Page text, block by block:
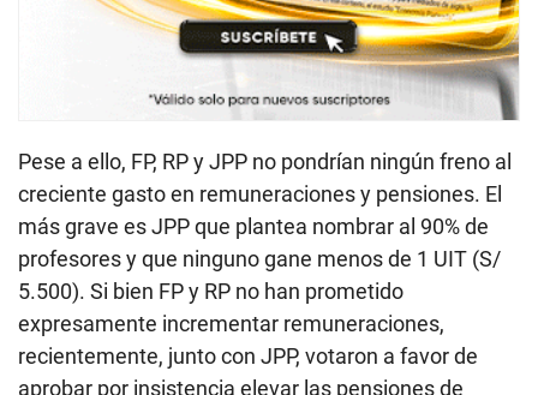
Pese a ello, FP, RP y JPP no pondrían ningún freno al
creciente gasto en remuneraciones y pensiones. El
más grave es JPP que plantea nombrar al 90% de
profesores y que ninguno gane menos de 1 UIT (S/
5.500). Si bien FP y RP no han prometido
expresamente incrementar remuneraciones,
recientemente, junto con JPP, votaron a favor de
aprobar por insistencia elevar las pensiones de